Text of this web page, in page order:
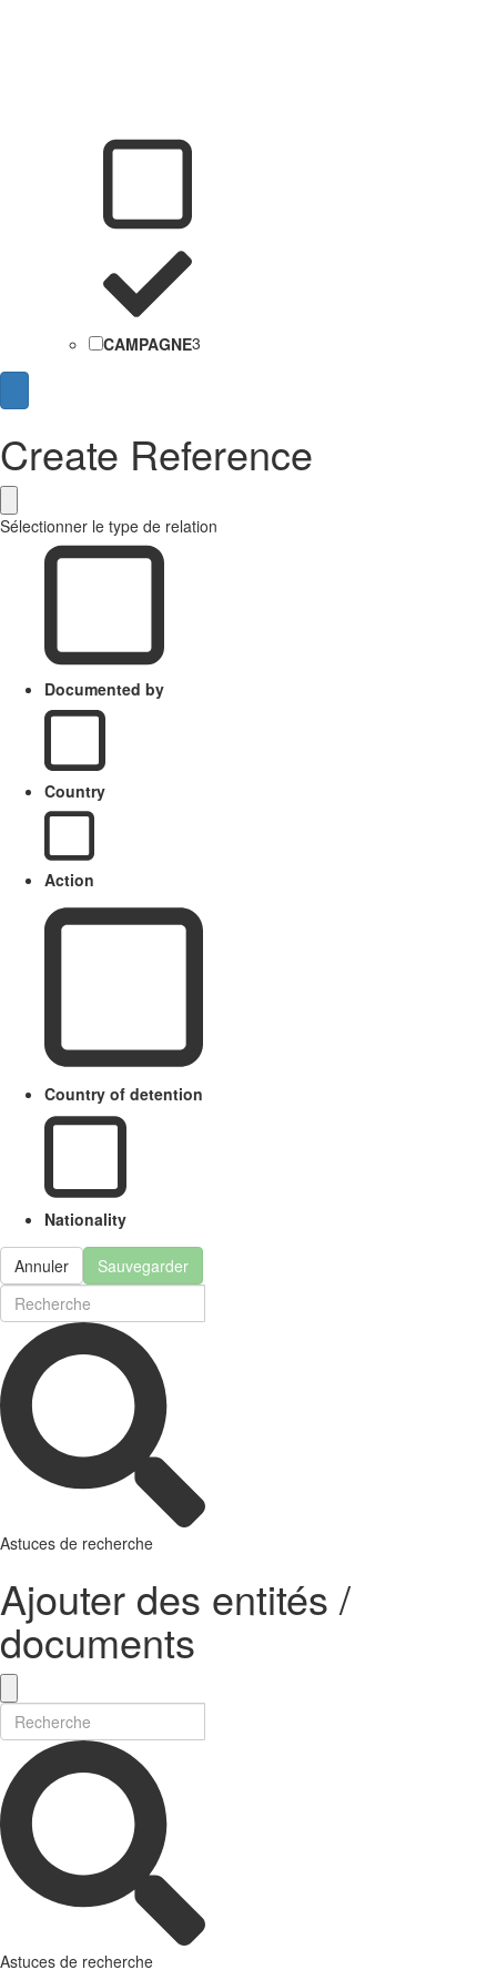
CAMPAGNE3
Create Reference
Sélectionner le type de relation
Documented by
Country
Action
Country of detention
Nationality
Annuler Sauvegarder
Astuces de recherche
Ajouter des entités /
documents
Astuces de recherche